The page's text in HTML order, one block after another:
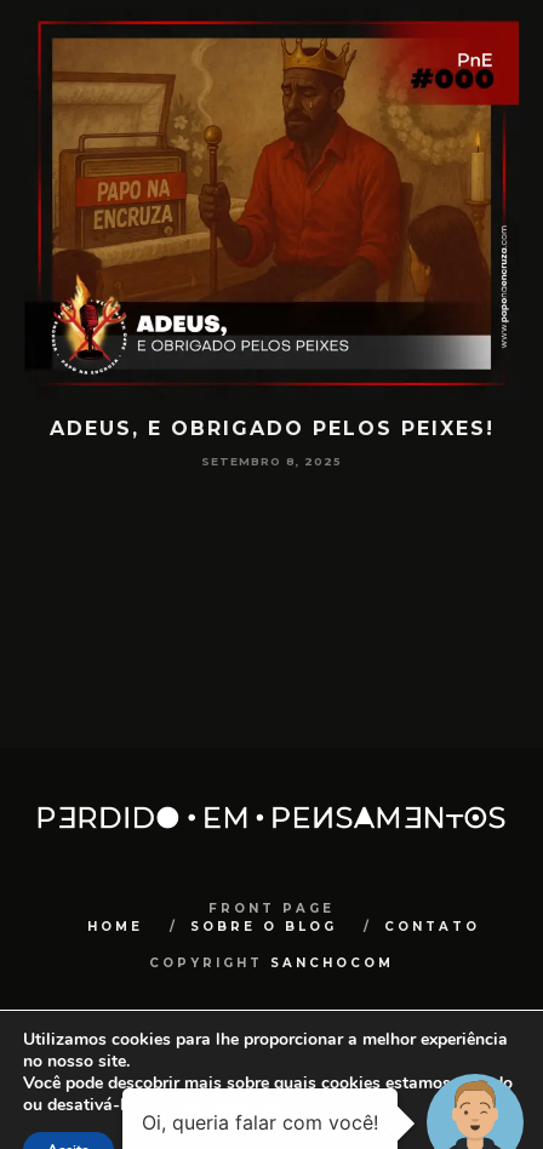
ADEUS, E OBRIGADO PELOS PEIXES!
SETEMBRO 8, 2025
FRONT PAGE
HOME
SOBRE O BLOG CONTATO
COPYRIGHT SANCHOCOM
Utilizamos cookies para lhe proporcionar a melhor experiência
no nosso site.
Você pode descobrir mais sobre quais cookies estamos usando
ou desativá-los em